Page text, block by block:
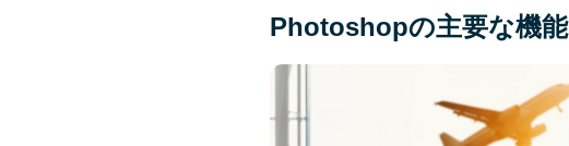
Photoshopの主要な機能